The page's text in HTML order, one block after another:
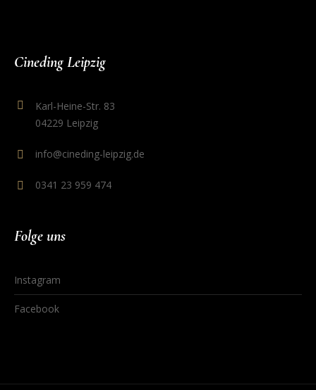
Cineding Leipzig
Karl-Heine-Str. 83
04229 Leipzig
info@cineding-leipzig.de
0341 23 959 474
Folge uns
Instagram
Facebook